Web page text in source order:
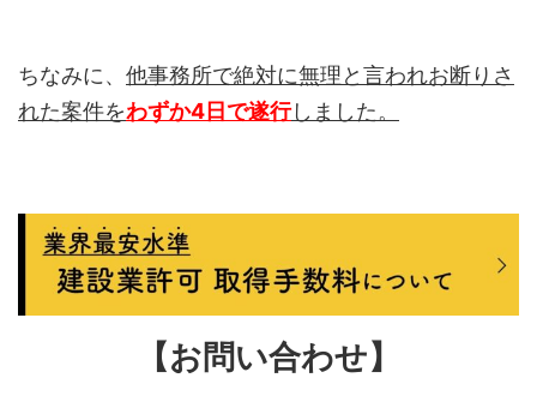
ちなみに、 他事務所で絶対に無理と言われお断りさ
れた案件をわずか4日で遂行しました。
【お問い合わせ】